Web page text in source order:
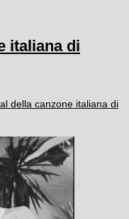
italiana di
della canzone italiana di